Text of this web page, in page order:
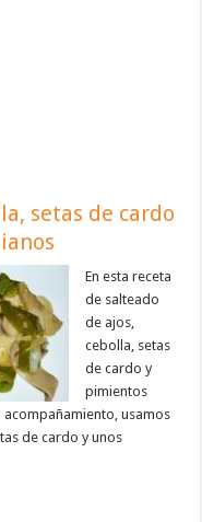
setas de cardo
En esta receta
de salteado
de ajos,
cebolla, setas
de cardo y
pimientos
usamos
de cardo y unos